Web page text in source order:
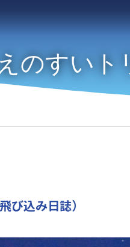
えのすいト
び込み日誌）